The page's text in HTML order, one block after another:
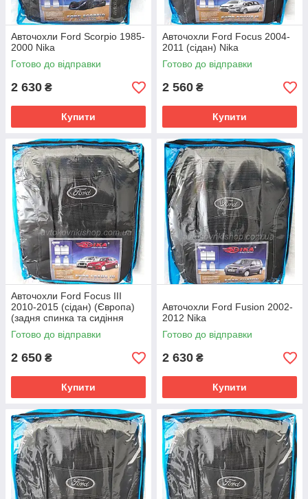
Авточохли Ford Scorpio 1985-
2000 Nika
Готово до відправки
2 630 ₴
Купити
Авточохли Ford Focus 2004-
2011 (сідан) Nika
Готово до відправки
2 560 ₴
Купити
Авточохли Ford Focus III
2010-2015 (сідан) (Європа)
(задня спинка та сидіння
роздільні) Nika
Готово до відправки
2 650 ₴
Купити
Авточохли Ford Fusion 2002-
2012 Nika
Готово до відправки
2 630 ₴
Купити